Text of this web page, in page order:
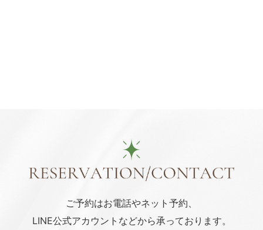
ご予約はお電話やネット予約、
LINE公式アカウント などから承っております。